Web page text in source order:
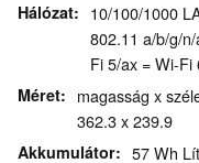
Hálózat
10/100/1000
802.11 a/b/g/
Fi 5/ax = Wi-
Méret
magasság x
362.3 x 239.9
Akkumulátor 57 Wh